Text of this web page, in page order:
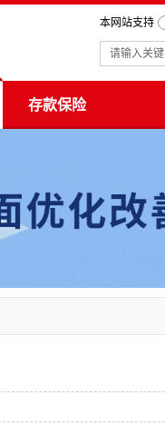
本网站支持
存款保险